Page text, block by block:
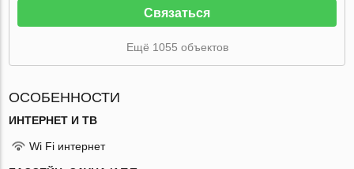
Связаться
Ещё 1055 объектов
ОСОБЕННОСТИ
ИНТЕРНЕТ И ТВ
Wi Fi интернет